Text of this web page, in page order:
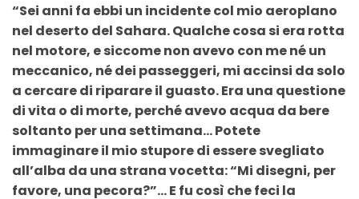
“Sei anni fa ebbi un incidente col mio aeroplano
nel deserto del Sahara. Qualche cosa si era rotta
nel motore, e siccome non avevo con me né un
meccanico, né dei passeggeri, mi accinsi da solo
a cercare di riparare il guasto. Era una questione
di vita o di morte, perché avevo acqua da bere
soltanto per una settimana… Potete
immaginare il mio stupore di essere svegliato
all’alba da una strana vocetta: “Mi disegni, per
favore, una pecora?”… E fu così che feci la